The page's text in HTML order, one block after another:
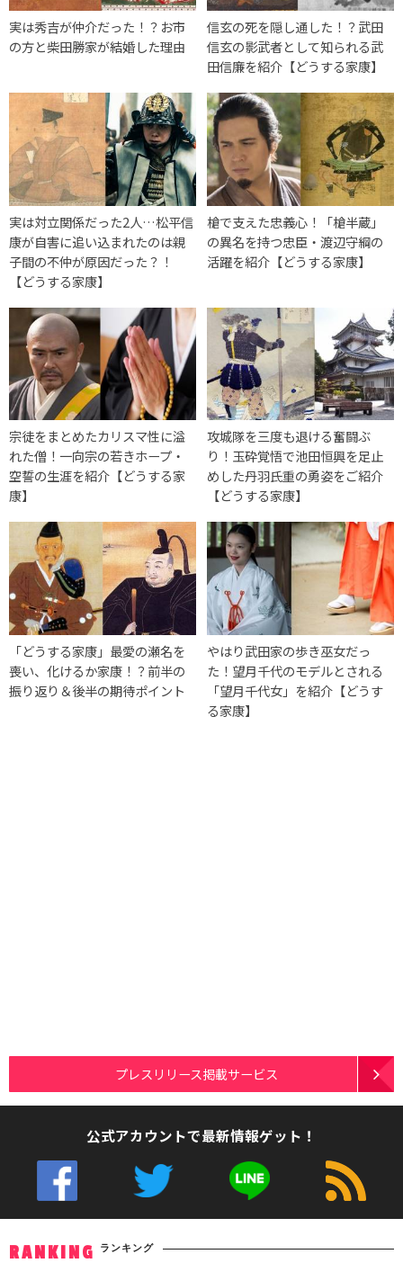
実は秀吉が仲介だった！？お市
の方と柴田勝家が結婚した理由
信玄の死を隠し通した！？武田
信玄の影武者として知られる武
田信廉を紹介【どうする家康】
実は対立関係だった2人…松平信
康が自害に追い込まれたのは親
子間の不仲が原因だった？！
【どうする家康】
槍で支えた忠義心！「槍半蔵」
の異名を持つ忠臣・渡辺守綱の
活躍を紹介【どうする家康】
宗徒をまとめたカリスマ性に溢
れた僧！一向宗の若きホープ・
空誓の生涯を紹介【どうする家
康】
攻城隊を三度も退ける奮闘ぶ
り！玉砕覚悟で池田恒興を足止
めした丹羽氏重の勇姿をご紹介
【どうする家康】
「どうする家康」最愛の瀬名を
喪い、化けるか家康！？前半の
振り返り＆後半の期待ポイント
やはり武田家の歩き巫女だっ
た！望月千代のモデルとされる
「望月千代女」を紹介【どうす
る家康】
プレスリリース掲載サービス
公式アカウントで最新情報ゲット！
RANKING ランキング